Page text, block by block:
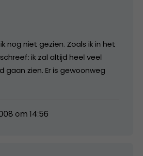
nog niet gezien. Zoals ik in het
ik zal altijd heel veel
gaan zien. Er is gewoonweg
om 14:56